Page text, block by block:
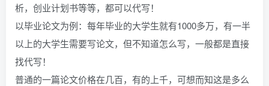
析，创业计划书等等，都可以代写！
以毕业论文为例：每年毕业的大学生就有1000多万，有一半
以上的大学生需要写论文，但不知道怎么写，一般都是直接
找代写！
普通的一篇论文价格在几百，有的上千，可想而知这是多么